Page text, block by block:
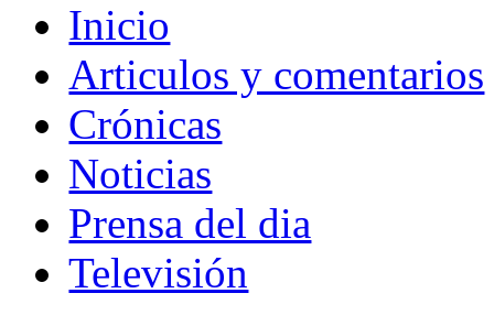
Inicio
Articulos y comentarios
Crónicas
Noticias
Prensa del dia
Televisión